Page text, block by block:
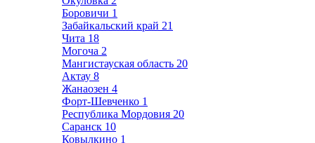
Боровичи 1
Забайкальский край 21
Чита 18
Могоча 2
Мангистауская область 20
Актау 8
Жанаозен 4
Форт-Шевченко 1
Республика Мордовия 20
Саранск 10
Ковылкино 1